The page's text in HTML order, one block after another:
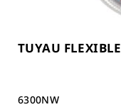
TUYAU
6300NW